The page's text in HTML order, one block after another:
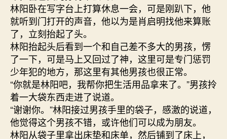
林阳卧在写字台上打算休息一会，可是刚趴下，他
就听到门打开的声音，他以为是肖启明找他来算账
了，立刻抬起了头。
林阳抬起头后看到一个和自己差不多大的男孩，愣
了一下，可是马上又回过了神，这里可是专门惩罚
少年犯的地方，那这里有其他男孩也很正常。
“你就是林阳吧，我帮你把生活用品拿来了。”男孩拎
着一大袋东西走进了说道。
“谢谢你。”林阳接过男孩手里的袋子，感激的说道，
他觉得这个男孩不错，或许他们可以成为朋友。
林阳从袋子里拿出床垫和床单，然后铺到了床上，